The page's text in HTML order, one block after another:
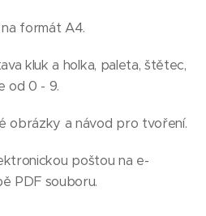
formát A4.
kluk a holka, paleta, štětec,
od 0 - 9.
obrázky a návod pro tvoření.
poštou na e-
PDF souboru.